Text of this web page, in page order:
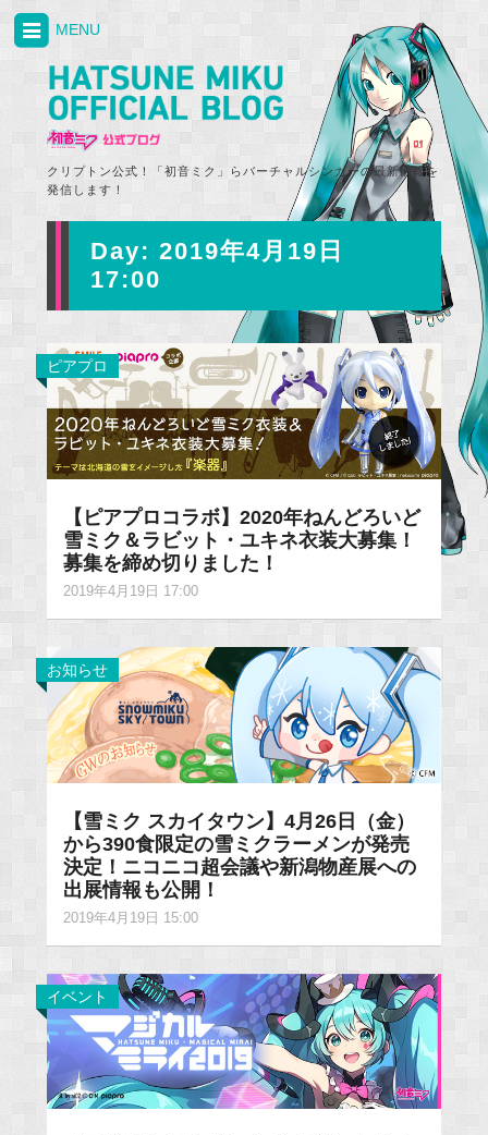
クリプトン公式！「初音ミク」らバーチャルシンガーの最新情報を
発信します！
MENU
Day: 2019年4月19日
17:00
ピアプロ
【ピアプロコラボ】2020年ねんどろいど
雪ミク＆ラビット・ユキネ衣装大募集！
募集を締め切りました！
2019年4月19日 17:00
お知らせ
【雪ミク スカイタウン】4月26日（金）
から390食限定の雪ミクラーメンが発売
決定！ニコニコ超会議や新潟物産展への
出展情報も公開！
2019年4月19日 15:00
イベント